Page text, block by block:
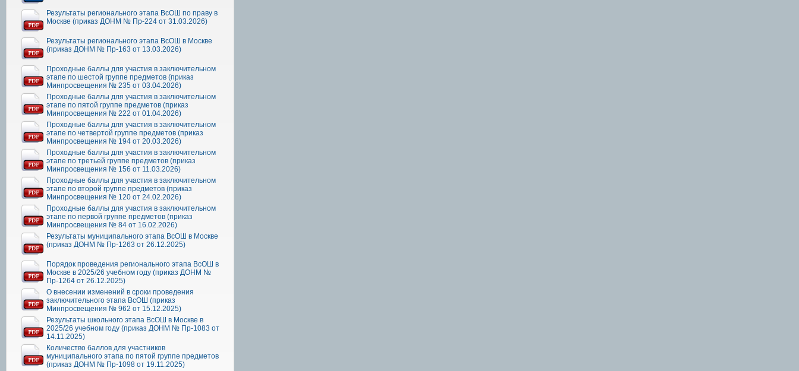
Результаты регионального этапа ВсОШ по праву в
Москве (приказ ДОНМ № Пр-224 от 31.03.2026)
Результаты регионального этапа ВсОШ в Москве
(приказ ДОНМ № Пр-163 от 13.03.2026)
Проходные баллы для участия в заключительном
этапе по шестой группе предметов (приказ
Минпросвещения № 235 от 03.04.2026)
Проходные баллы для участия в заключительном
этапе по пятой группе предметов (приказ
Минпросвещения № 222 от 01.04.2026)
Проходные баллы для участия в заключительном
этапе по четвертой группе предметов (приказ
Минпросвещения № 194 от 20.03.2026)
Проходные баллы для участия в заключительном
этапе по третьей группе предметов (приказ
Минпросвещения № 156 от 11.03.2026)
Проходные баллы для участия в заключительном
этапе по второй группе предметов (приказ
Минпросвещения № 120 от 24.02.2026)
Проходные баллы для участия в заключительном
этапе по первой группе предметов (приказ
Минпросвещения № 84 от 16.02.2026)
Результаты муниципального этапа ВсОШ в Москве
(приказ ДОНМ № Пр-1263 от 26.12.2025)
Порядок проведения регионального этапа ВсОШ в
Москве в 2025/26 учебном году (приказ ДОНМ №
Пр-1264 от 26.12.2025)
О внесении изменений в сроки проведения
заключительного этапа ВсОШ (приказ
Минпросвещения № 962 от 15.12.2025)
Результаты школьного этапа ВсОШ в Москве в
2025/26 учебном году (приказ ДОНМ № Пр-1083 от
14.11.2025)
Количество баллов для участников
муниципального этапа по пятой группе предметов
(приказ ДОНМ № Пр-1098 от 19.11.2025)